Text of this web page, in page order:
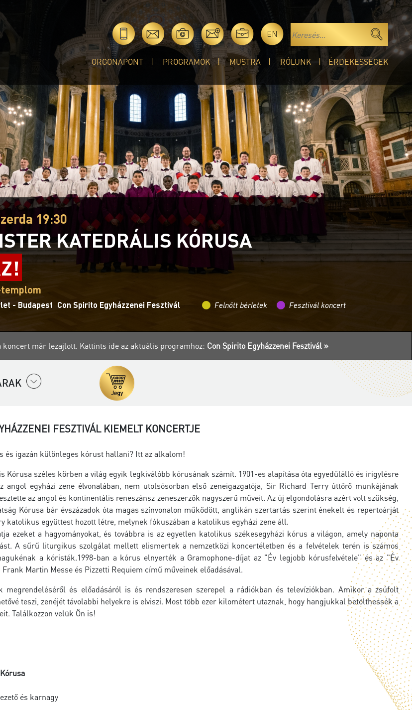
EN
ORGONAPONT PROGRAMOK MUSTRA RÓLUNK ÉRDEKESSÉGEK
19:30
KATEDRÁLIS KÓRUSA
- Budapest Con Spirito Egyházzenei Fesztivál Felnőtt bérletek Fesztivál koncert
koncert már lezajlott. Kattints ide az aktuális programhoz: Con Spirito Egyházzenei Fesztivál »
FESZTIVÁL KIEMELT KONCERTJE
és igazán különleges kórust hallani? Itt az alkalom!
Kórusa széles körben a világ egyik legkiválóbb kórusának számít. 1901-es alapítása óta egyedülálló és irigylésre
egyházi zene élvonalában, nem utolsósorban első zeneigazgatója, Sir Richard Terry úttörő munkájának
az angol és kontinentális reneszánsz zeneszerzők nagyszerű műveit. Az új elgondolásra azért volt szükség,
Kórusa bár évszázadok óta magas színvonalon működött, anglikán szertartás szerint énekelt és repertoárját
katolikus együttest hozott létre, melynek fókuszában a katolikus egyházi zene áll.
ezeket a hagyományokat, és továbbra is az egyetlen katolikus székesegyházi kórus a világon, amely naponta
A sűrű liturgikus szolgálat mellett elismertek a nemzetközi koncertéletben és a felvételek terén is számos
a kóristák.1998-ban a kórus elnyerték a Gramophone-díjat az "Év legjobb kórusfelvétele" és az "Év
Martin Messe és Pizzetti Requiem című műveinek előadásával.
és előadásáról is és rendszeresen szerepel a rádiókban és televíziókban. Amikor a zsúfolt
teszi, zenéjét távolabbi helyekre is elviszi. Most több ezer kilométert utaznak, hogy hangjukkal betölthessék a
Találkozzon velük Ön is!
és karnagy